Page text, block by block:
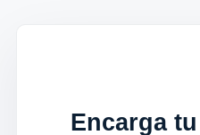
Encarga